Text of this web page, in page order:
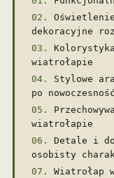
dekoracyjne
wiatrołapie
Stylowe
po nowoczesność
wiatrołapie
Detale i
osobisty
Wiatrołap